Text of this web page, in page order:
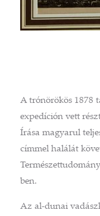
A trónörökös 1878
expedíción vett
Írása magyarul
címmel halálát
ben.
Az al-dunai